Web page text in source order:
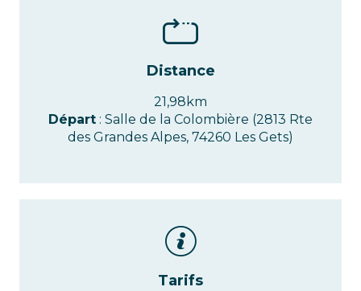
Distance
21,98km
Départ : Salle de la Colombière (2813 Rte
des Grandes Alpes, 74260 Les Gets)
Tarifs